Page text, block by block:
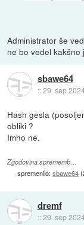
Administrator še
ne bo vedel
sbawe64
::29. sep
Hash gesla
obliki ?
Imho ne.
Zgodovina sprememb…
spremenilo:sbawe64(
dremf
::29. sep